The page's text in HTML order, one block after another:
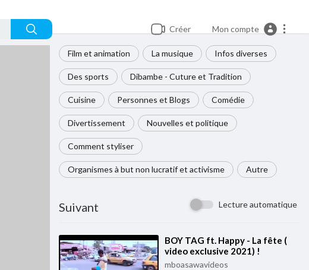
Créer Mon compte
Film et animation La musique Infos diverses
Des sports Dibambe - Cuture et Tradition
Cuisine Personnes et Blogs Comédie
Divertissement Nouvelles et politique
Comment styliser
Organismes à but non lucratif et activisme Autre
Suivant Lecture automatique
⁣BOY TAG ft. Happy - La fête (
video exclusive 2021) !
mboasawavideos